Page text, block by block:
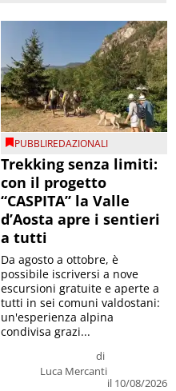
PUBBLIREDAZIONALI
Trekking senza limiti:
con il progetto
“CASPITA” la Valle
d’Aosta apre i sentieri
a tutti
di
Luca Mercanti
il 10/08/2026
Da agosto a ottobre, è
possibile iscriversi a nove
escursioni gratuite e aperte a
tutti in sei comuni valdostani:
un'esperienza alpina
condivisa grazi...